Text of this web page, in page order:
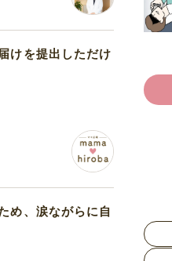
けを提出しただけ
め、涙ながらに自